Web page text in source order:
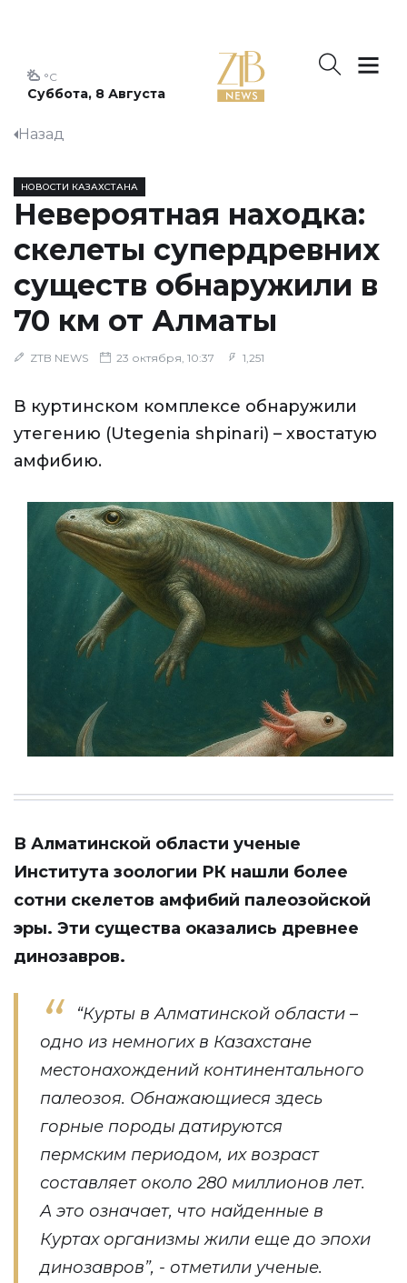
Суббота, 8 Августа
°C
Назад
НОВОСТИ КАЗАХСТАНА
Невероятная находка:
скелеты супердревних
существ обнаружили в
70 км от Алматы
ZTB NEWS 23 октября, 10:37 1,251
В куртинском комплексе обнаружили
утегению (Utegenia shpinari) – хвостатую
амфибию.
В Алматинской области ученые
Института зоологии РК нашли более
сотни скелетов амфибий палеозойской
эры. Эти существа оказались древнее
динозавров.
“Курты в Алматинской области –
одно из немногих в Казахстане
местонахождений континентального
палеозоя. Обнажающиеся здесь
горные породы датируются
пермским периодом, их возраст
составляет около 280 миллионов лет.
А это означает, что найденные в
Куртах организмы жили еще до эпохи
динозавров”, - отметили ученые.